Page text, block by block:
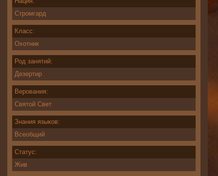
Стромгард
Класс:
Охотник
Род занятий:
Дезертир
Верования:
Святой Свет
Знания языков:
Всеобщий
Статус:
Жив